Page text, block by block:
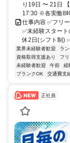
り19日 〜 21日
17:30 ※各実働8
仕事内容 ✅フリ
✅未経験スター
休2日(シフト制)
業界未経験者歓迎 ラ
資格取得支援あり
フ
未経験者歓迎
午前 経
ブランクOK
交通費支
正社員